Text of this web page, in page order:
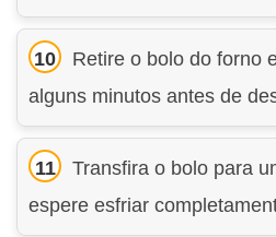
Retire o bolo do forno
alguns minutos antes de
Transfira o bolo para
espere esfriar